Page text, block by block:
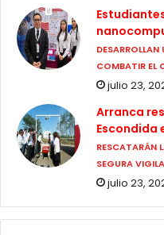
COMBATIR EL
julio 23,
Arranca
Escondida
RESCATARÁN
SEGURA
julio 23,